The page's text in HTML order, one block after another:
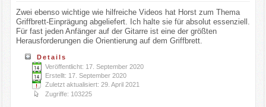
Zwei ebenso wichtige wie hilfreiche Videos hat Horst zum Thema
Griffbrett-Einprägung abgeliefert. Ich halte sie für absolut essenziell.
Für fast jeden Anfänger auf der Gitarre ist eine der größten
Herausforderungen die Orientierung auf dem Griffbrett.
Details
Veröffentlicht: 17. September 2020
Erstellt: 17. September 2020
Zuletzt aktualisiert: 29. April 2021
Zugriffe: 103225